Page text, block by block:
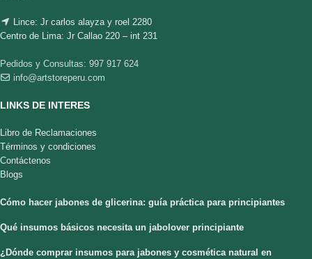
Lince: Jr carlos alayza y roel 2280
Centro de Lima: Jr Callao 220 – int 231
Pedidos y Consultas: 997 917 624
info@artstoreperu.com
LINKS DE INTERES
Libro de Reclamaciones
Términos y condiciones
Contáctenos
Blogs
Cómo hacer jabones de glicerina: guía práctica para principiantes
Qué insumos básicos necesita un jabolover principiante
¿Dónde comprar insumos para jabones y cosmética natural en